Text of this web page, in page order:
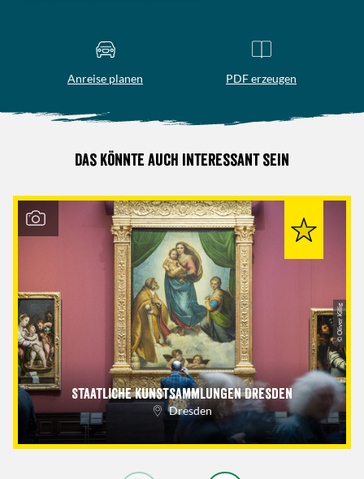
Anreise planen PDF erzeugen
Das könnte auch interessant sein
Staatliche Kunstsammlungen Dresden
Dresden
© Oliver Killig